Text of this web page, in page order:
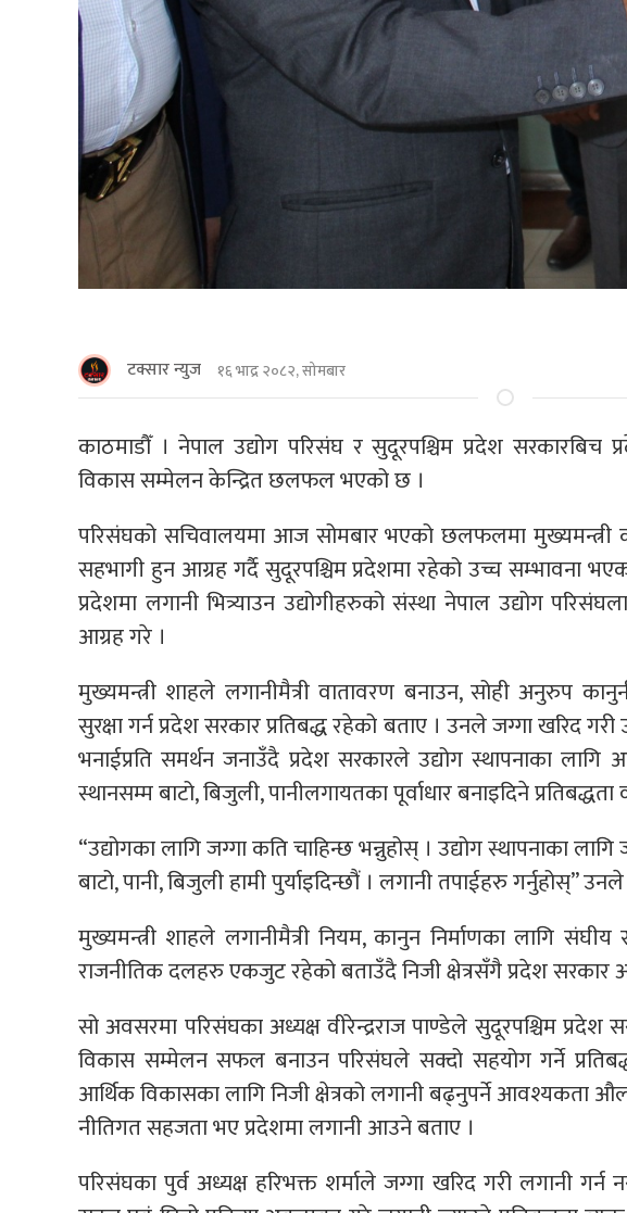
टक्सार न्युज १६ भाद्र २०८२, सोमबार
काठमाडौँ । नेपाल उद्योग परिसंघ र सुदूरपश्चिम प्रदेश
विकास सम्मेलन केन्द्रित छलफल भएको छ ।
परिसंघको सचिवालयमा आज सोमबार भएको छलफलमा
सहभागी हुन आग्रह गर्दै सुदूरपश्चिम प्रदेशमा रहेको उच्च सम्भावना
प्रदेशमा लगानी भित्र्याउन उद्योगीहरुको संस्था नेपाल उद्योग
आग्रह गरे ।
मुख्यमन्त्री शाहले लगानीमैत्री वातावरण बनाउन, सोही अनुरुप
सुरक्षा गर्न प्रदेश सरकार प्रतिबद्ध रहेको बताए । उनले जग्गा खरिद गरी
भनाईप्रति समर्थन जनाउँदै प्रदेश सरकारले उद्योग स्थापनाका लागि
स्थानसम्म बाटो, बिजुली, पानीलगायतका पूर्वाधार बनाइदिने प्रतिबद्धता
“उद्योगका लागि जग्गा कति चाहिन्छ भन्नुहोस् । उद्योग स्थापनाका
बाटो, पानी, बिजुली हामी पुर्याइदिन्छौं । लगानी तपाईहरु गर्नुहोस्”
मुख्यमन्त्री शाहले लगानीमैत्री नियम, कानुन निर्माणका लागि
राजनीतिक दलहरु एकजुट रहेको बताउँदै निजी क्षेत्रसँगै प्रदेश सरकार
सो अवसरमा परिसंघका अध्यक्ष वीरेन्द्रराज पाण्डेले सुदूरपश्चिम
विकास सम्मेलन सफल बनाउन परिसंघले सक्दो सहयोग गर्ने
आर्थिक विकासका लागि निजी क्षेत्रको लगानी बढ्नुपर्ने आवश्यकता
नीतिगत सहजता भए प्रदेशमा लगानी आउने बताए ।
परिसंघका पुर्व अध्यक्ष हरिभक्त शर्माले जग्गा खरिद गरी लगानी गर्न